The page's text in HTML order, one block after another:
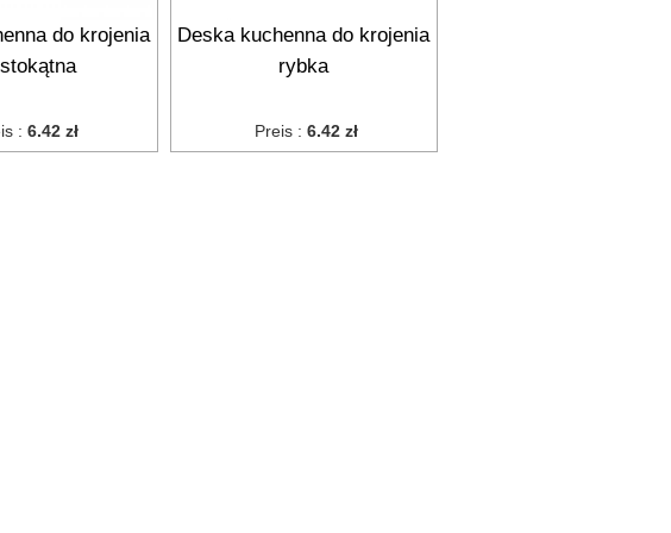
do krojenia
: 6.42 zł
Deska kuchenna do krojenia
rybka
Preis : 6.42 zł